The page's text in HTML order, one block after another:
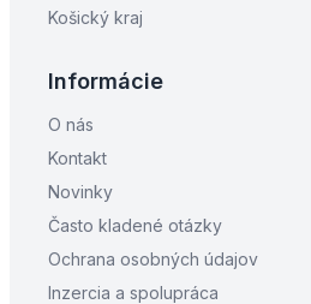
Košický kraj
Informácie
O nás
Kontakt
Novinky
Často kladené otázky
Ochrana osobných údajov
Inzercia a spolupráca